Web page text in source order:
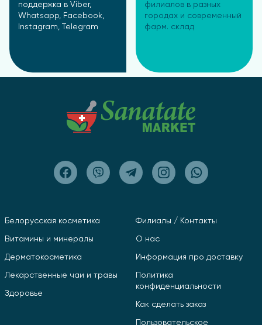
поддержка в Viber,
Whatsapp, Facebook,
Instagram, Telegram
филиалов в разных
городах и современный
фарм. склад
Белорусская косметика
Витамины и минералы
Дерматокосметика
Лекарственные чаи и травы
Здоровье
Филиалы / Контакты
О нас
Информация про доставку
Политика
конфиденциальности
Как сделать заказ
Пользовательское